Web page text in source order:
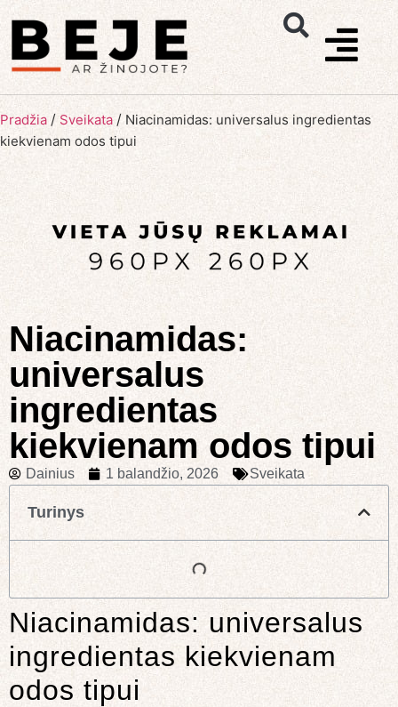
Pradžia / Sveikata / Niacinamidas: universalus ingredientas
kiekvienam odos tipui
Niacinamidas:
universalus
ingredientas
kiekvienam odos tipui
Dainius 1 balandžio, 2026 Sveikata
Turinys
Niacinamidas: universalus
ingredientas kiekvienam
odos tipui